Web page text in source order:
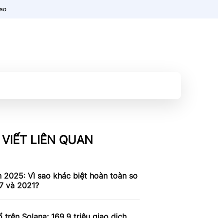
LIÊN QUAN
2025: Vì sao khác biệt hoàn toàn so
và 2021?